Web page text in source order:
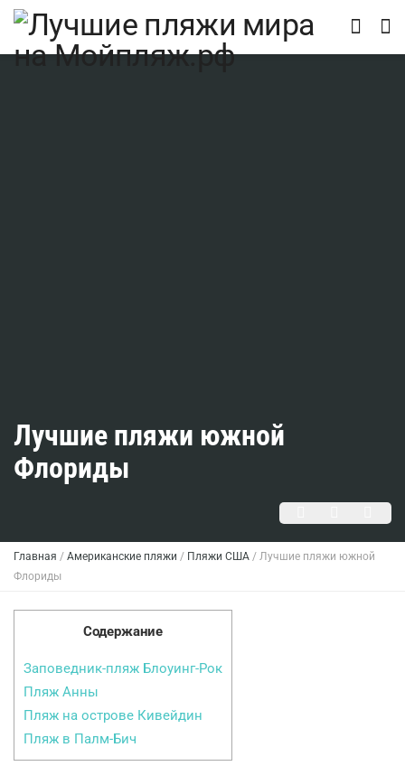
Лучшие пляжи южной
Флориды
Главная / Американские пляжи / Пляжи США / Лучшие пляжи южной
Флориды
Содержание
Заповедник-пляж Блоуинг-Рок
Пляж Анны
Пляж на острове Кивейдин
Пляж в Палм-Бич